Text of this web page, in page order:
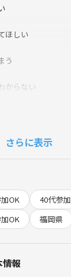
ほしい
う
からない
低い
、無気力、そんな
さらに表示
OK
40代参
OK 福岡県
情報